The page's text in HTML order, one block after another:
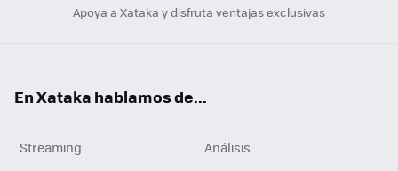
Apoya a Xataka y disfruta ventajas exclusivas
En Xataka hablamos de...
Streaming
Análisis